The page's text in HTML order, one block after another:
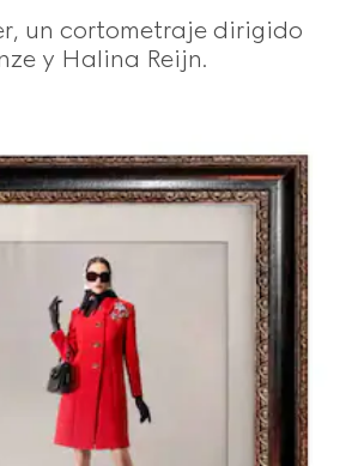
un cortometraje dirigido
y Halina Reijn.